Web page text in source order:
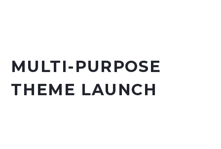
MULTI-PURPOSE
THEME LAUNCH